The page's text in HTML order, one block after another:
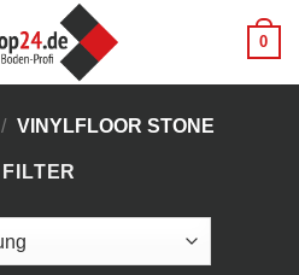
0
/ VINYLFLOOR STONE
FILTER